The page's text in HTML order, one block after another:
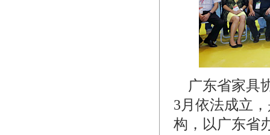
广东省家具
3月依法成立
构，以广东省